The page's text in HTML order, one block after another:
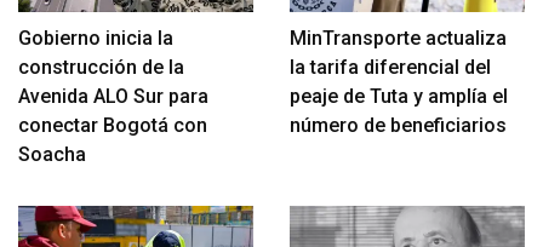
Gobierno inicia la
construcción de la
Avenida ALO Sur para
conectar Bogotá con
Soacha
MinTransporte actualiza
la tarifa diferencial del
peaje de Tuta y amplía el
número de beneficiarios